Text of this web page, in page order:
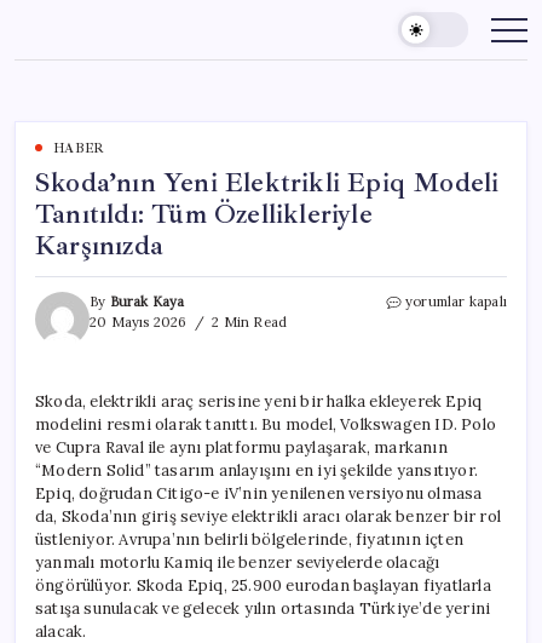
content
HABER
Skoda’nın Yeni Elektrikli Epiq Modeli
Tanıtıldı: Tüm Özellikleriyle
Karşınızda
By Burak Kaya
20 Mayıs 2026
2 Min Read
Skoda’nın
Tanıtıldı:
Tüm
Özellikleriyle
Karşınızda
yorumlar kapalı
Skoda, elektrikli araç serisine yeni bir halka ekleyerek Epiq
modelini resmi olarak tanıttı. Bu model, Volkswagen ID. Polo
ve Cupra Raval ile aynı platformu paylaşarak, markanın
“Modern Solid” tasarım anlayışını en iyi şekilde yansıtıyor.
Epiq, doğrudan Citigo-e iV’nin yenilenen versiyonu olmasa
da, Skoda’nın giriş seviye elektrikli aracı olarak benzer bir rol
üstleniyor. Avrupa’nın belirli bölgelerinde, fiyatının içten
yanmalı motorlu Kamiq ile benzer seviyelerde olacağı
öngörülüyor. Skoda Epiq, 25.900 eurodan başlayan fiyatlarla
satışa sunulacak ve gelecek yılın ortasında Türkiye’de yerini
alacak.